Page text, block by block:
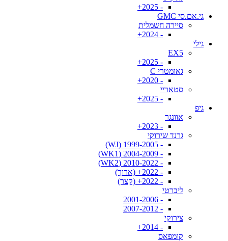
- 2025+
גי.אם.סי GMC
סיירה חשמלית
- 2024+
גילי
EX5
- 2025+
גאומטרי C
- 2020+
סטאריי
- 2025+
גיפ
אוונגר
- 2023+
גרנד שירוקי
- 1999-2005 (WJ)
- 2004-2009 (WK1)
- 2010-2022 (WK2)
- 2022+ (ארוך)
- 2022+ (קצר)
ליברטי
- 2001-2006
- 2007-2012
צירוקי
- 2014+
קומפאס